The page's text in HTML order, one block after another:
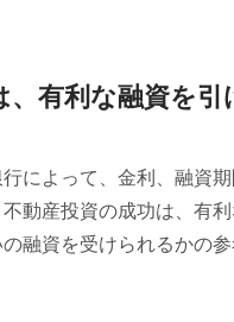
、有利な融資を
によって、金利、融資
動産投資の成功は、有
融資を受けられるかの参